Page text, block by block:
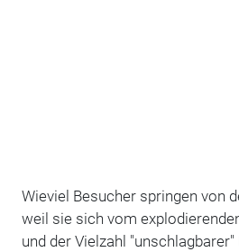
Wieviel Besucher springen von
weil sie sich vom
und der Vielzahl